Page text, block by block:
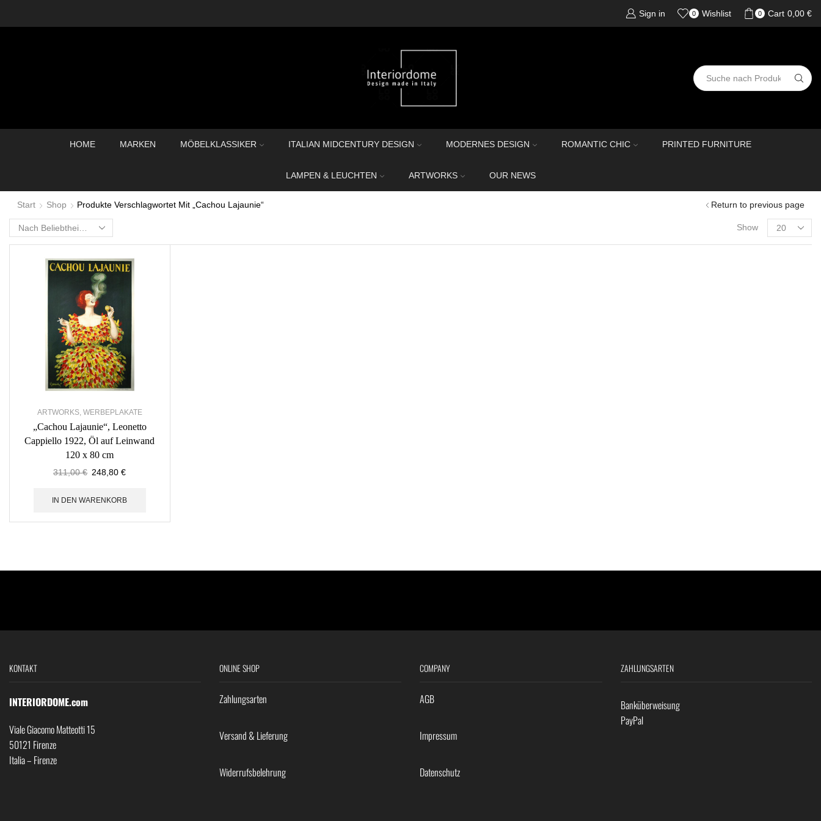
Sign in 0 Wishlist 0 Cart 0,00 €
HOME MARKEN MÖBELKLASSIKER ITALIAN MIDCENTURY DESIGN MODERNES DESIGN ROMANTIC CHIC PRINTED FURNITURE
LAMPEN & LEUCHTEN ARTWORKS OUR NEWS
Start Shop Produkte Verschlagwortet Mit „Cachou Lajaunie“ Return to previous page
Show
ARTWORKS, WERBEPLAKATE
„Cachou Lajaunie“, Leonetto
Cappiello 1922, Öl auf Leinwand
120 x 80 cm
311,00€ 248,80€
IN DEN WARENKORB
KONTAKT
INTERIORDOME.com
Viale Giacomo Matteotti 15
50121 Firenze
Italia – Firenze
ONLINE SHOP
Zahlungsarten
Versand & Lieferung
Widerrufsbelehrung
COMPANY
AGB
Impressum
Datenschutz
ZAHLUNGSARTEN
Banküberweisung
PayPal